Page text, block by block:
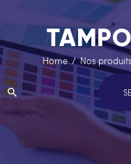
Home Nos produits